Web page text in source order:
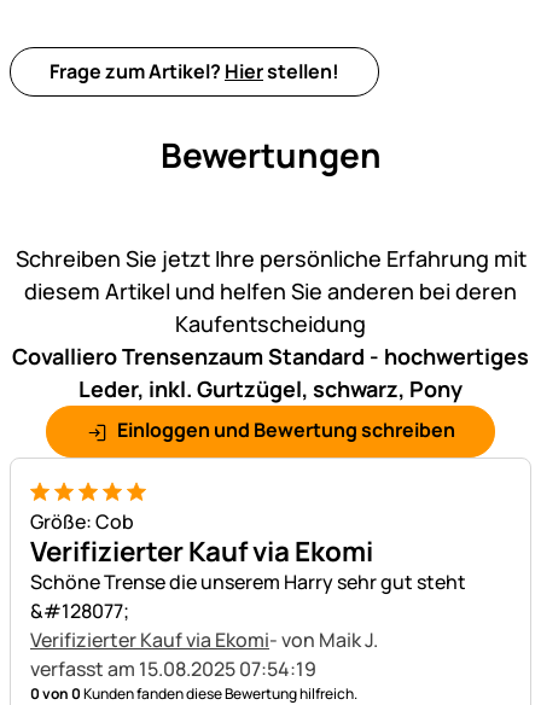
Frage zum Artikel? Hierstellen!
Bewertungen
Schreiben Sie jetzt Ihre persönliche Erfahrung mit
diesem Artikel und helfen Sie anderen bei deren
Kaufentscheidung
Covalliero Trensenzaum Standard - hochwertiges
Leder, inkl. Gurtzügel, schwarz, Pony
Einloggen und Bewertung schreiben
5 von 5
Größe: Cob
Verifizierter Kauf via Ekomi
Schöne Trense die unserem Harry sehr gut steht
&#128077;
Verifizierter Kauf via Ekomi- von Maik J.
verfasst am 15.08.2025 07:54:19
0 von 0Kunden fanden diese Bewertung hilfreich.